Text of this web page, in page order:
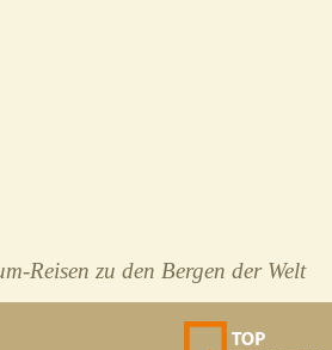
Reisen zu den Bergen der Welt